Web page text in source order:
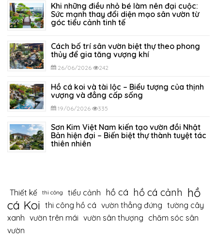
Khi những điều nhỏ bé làm nên đại cuộc:
Sức mạnh thay đổi diện mạo sân vườn từ
góc tiểu cảnh tinh tế
Cách bố trí sân vườn biệt thự theo phong
thủy để gia tăng vượng khí
26/06/2026 242
Hồ cá koi và tài lộc – Biểu tượng của thịnh
vượng và đẳng cấp sống
19/06/2026 335
Sơn Kim Việt Nam kiến tạo vườn đồi Nhật
Bản hiện đại – Biến biệt thự thành tuyệt tác
thiên nhiên
Thiết kế thi công tiểu cảnh hồ cá hồ cá cảnh hồ
cá Koi thi công hồ cá vườn thẳng đứng tường cây
xanh vườn trên mái vườn sân thượng chăm sóc sân
vườn